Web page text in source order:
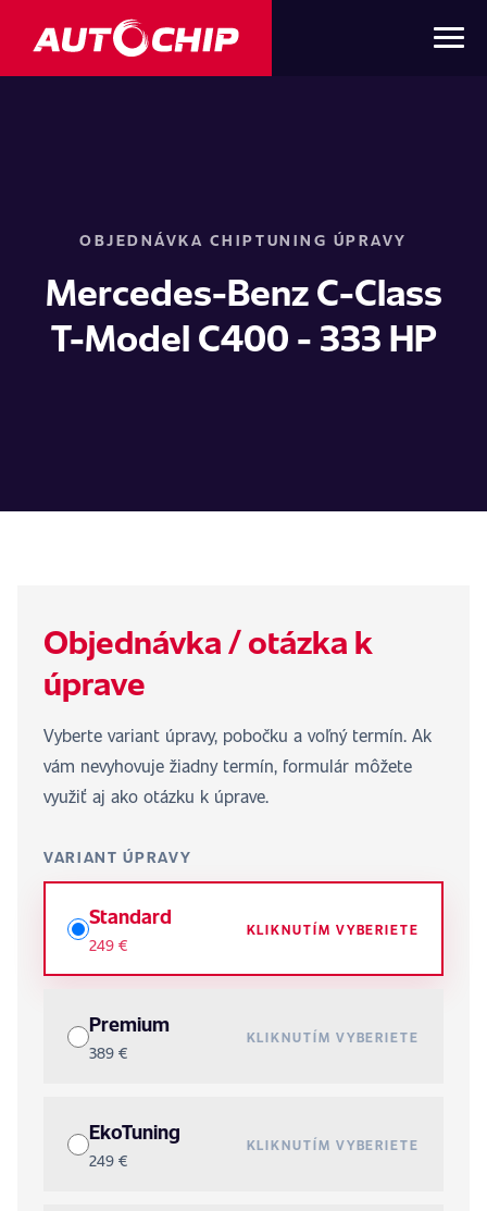
OBJEDNÁVKA CHIPTUNING ÚPRAVY
Mercedes-Benz C-Class
T-Model C400 - 333 HP
Objednávka / otázka k
úprave
Vyberte variant úpravy, pobočku a voľný termín. Ak
vám nevyhovuje žiadny termín, formulár môžete
využiť aj ako otázku k úprave.
VARIANT ÚPRAVY
Standard
249 €
KLIKNUTÍM VYBERIETE
Premium
389 €
KLIKNUTÍM VYBERIETE
EkoTuning
249 €
KLIKNUTÍM VYBERIETE